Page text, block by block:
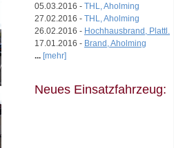
05.03.2016 - THL, Aholming
27.02.2016 - THL, Aholming
26.02.2016 - Hochhausbrand, Plattl.
17.01.2016 - Brand, Aholming
... [mehr]
Neues Einsatzfahrzeug: